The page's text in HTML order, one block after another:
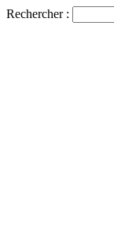
Rechercher :